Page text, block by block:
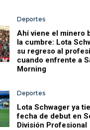
Deportes
Ahí viene el minero
la cumbre: Lota
su regreso al
cuando enfrente a
Morning
Deportes
Lota Schwager ya
fecha de debut en
División Profesional